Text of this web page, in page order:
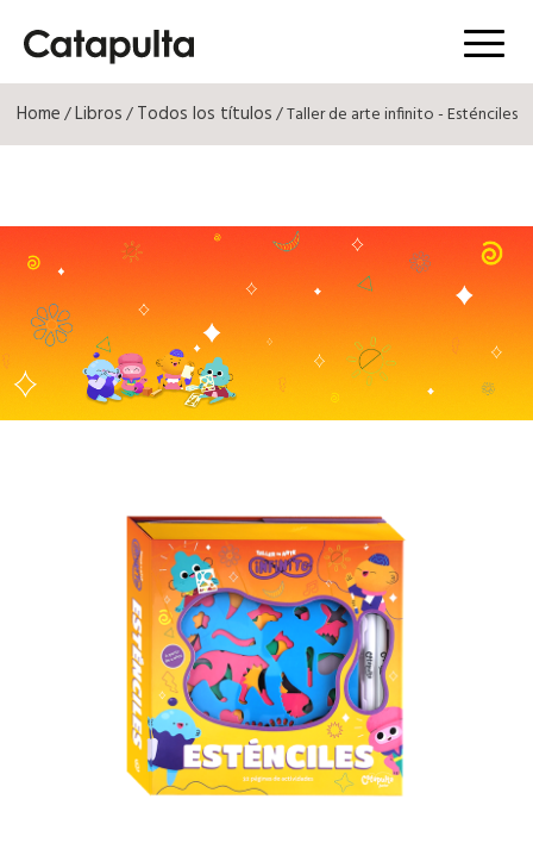
Menú
Home/Libros/Todos los títulos/ Taller de arte infinito - Esténciles